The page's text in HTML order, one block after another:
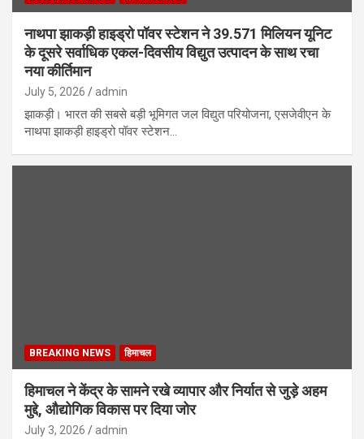
नाथपा झाकड़ी हाइड्रो पॉवर स्टेशन ने 39.571 मिलियन यूनिट
के दूसरे सर्वाधिक एकल-दिवसीय विद्युत उत्पादन के साथ रचा
नया कीर्तिमान
July 5, 2026 admin
झाकड़ी। भारत की सबसे बड़ी भूमिगत जल विद्युत परियोजना, एसजेवीएन के
नाथपा झाकड़ी हाइड्रो पॉवर स्टेशन…
BREAKING NEWS हिमाचल
हिमाचल ने केंद्र के सामने रखे व्यापार और निर्यात से जुड़े अहम
मुद्दे, औद्योगिक विकास पर दिया जोर
July 3, 2026 admin